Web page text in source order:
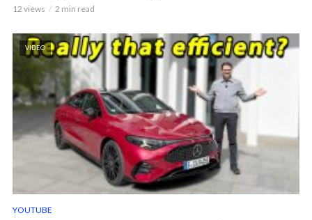
12 views 2 min read
VIDEO
YOUTUBE